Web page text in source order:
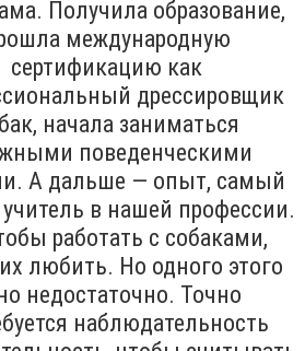
Получила образование,
международную
сертификацию как
дрессировщик
начала заниматься
поведенческими
А дальше — опыт, самый
в нашей профессии.
работать с собаками,
любить. Но одного этого
недостаточно. Точно
наблюдательность